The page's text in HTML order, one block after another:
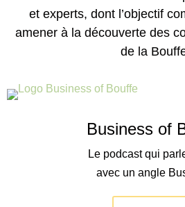
et experts, dont l’objectif
amener à la découverte des
de la
Business of
Le podcast qui
avec un angle